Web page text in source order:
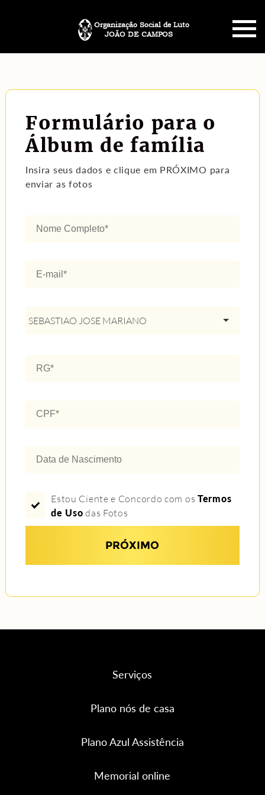
JOÃO DE CAMPOS
Organização Social de Luto
PLANO FUNERÁRIO
NECROLOGIA
MENSAGENS
Formulário para o
Álbum de família
Insira seus dados e clique em PRÓXIMO para
enviar as fotos
SEBASTIAO JOSE MARIANO
Estou Ciente e Concordo com os Termos
de Uso das Fotos
PRÓXIMO
Serviços
Plano nós de casa
Plano Azul Assistência
Memorial online